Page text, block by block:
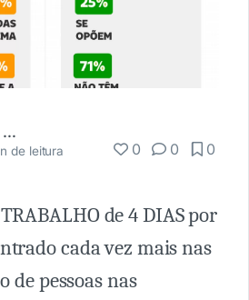
Futuro dos Negócios
de leitura 0 0 0
de 4 DIAS por
cada vez mais nas
de pessoas nas